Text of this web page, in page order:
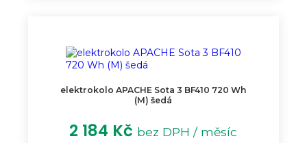
elektrokolo APACHE Sota 3 BF410 720 Wh
(M) šedá
2 184 Kč bez DPH / měsíc